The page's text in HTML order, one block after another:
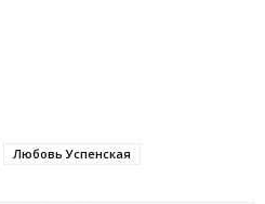
Любовь Успенская